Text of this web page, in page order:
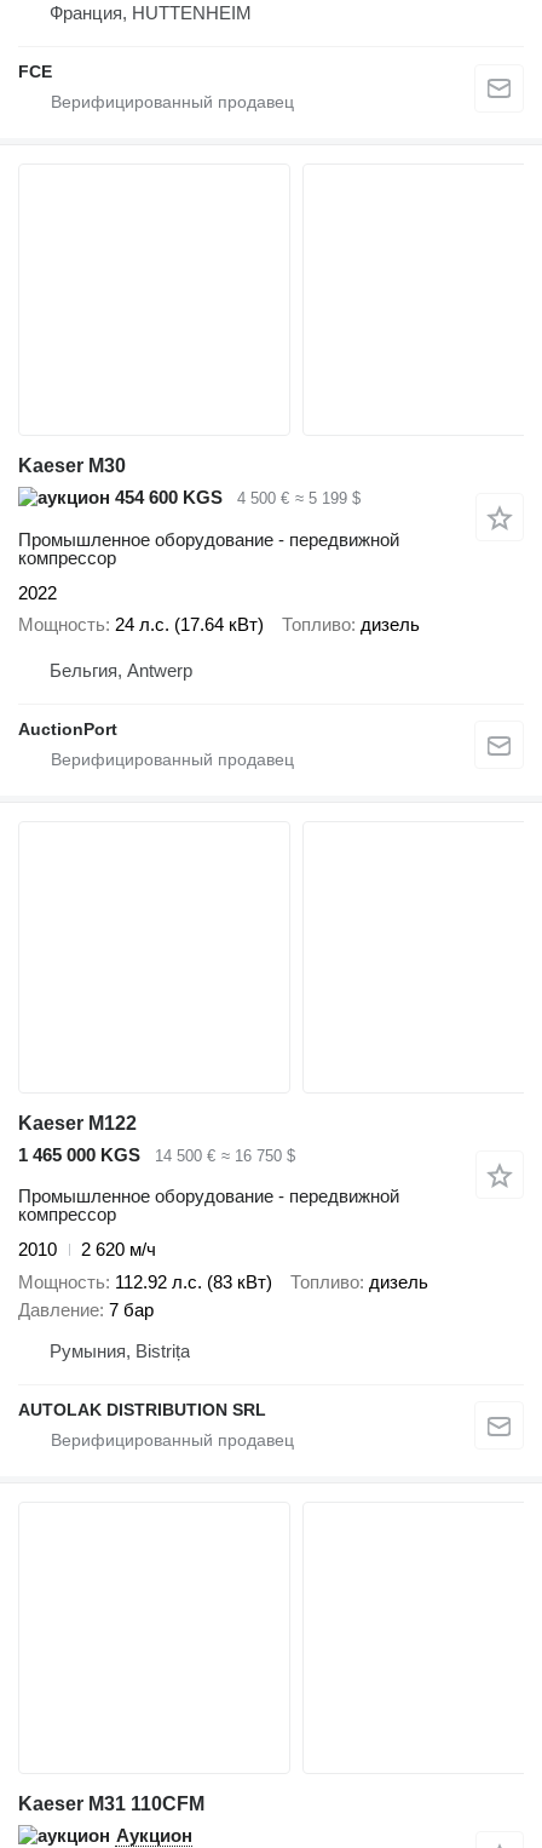
Франция, HUTTENHEIM
FCE
Kaeser M30
454 600 KGS
4 500 € ≈ 5 199 $
Промышленное оборудование - передвижной
компрессор
2022
Мощность 24 л.с. (17.64 кВт) Топливо дизель
Бельгия, Antwerp
AuctionPort
Kaeser M122
1 465 000 KGS
14 500 € ≈ 16 750 $
Промышленное оборудование - передвижной
компрессор
2010
2 620 м/ч
Мощность 112.92 л.с. (83 кВт) Топливо дизель
Давление 7 бар
Румыния, Bistrița
AUTOLAK DISTRIBUTION SRL
Kaeser M31 110CFM
Аукцион